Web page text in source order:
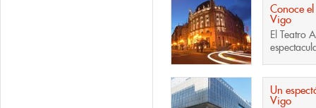
Conoce
Vigo
El Teatro
Un
Vigo